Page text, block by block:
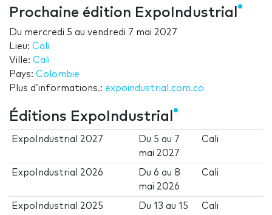
Prochaine édition ExpoIndustrial
Du mercredi 5 au vendredi 7 mai 2027
Lieu: Cali
Ville: Cali
Pays: Colombie
Plus d’informations.: expoindustrial.com.co
Éditions ExpoIndustrial
ExpoIndustrial 2027 Du 5 au 7
mai 2027
Cali
ExpoIndustrial 2026 Du6 au8
mai 2026
Cali
ExpoIndustrial 2025 Du13 au15
Cali